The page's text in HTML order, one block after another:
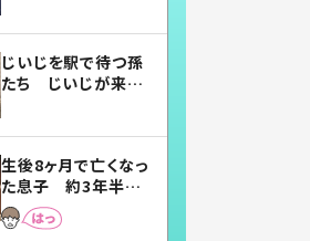
じいじを駅で待つ孫
たち じいじが来た
まらない」「幸せにな
れる」
生後8ヶ月で亡くなっ
た息子 約3年半
後、当時の妻の日記
に書いてあった本音